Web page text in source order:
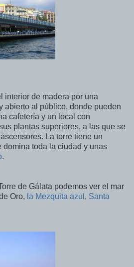
interior de madera por una
abierto al público, donde pueden
cafetería y un local con
plantas superiores, a las que se
La torre tiene un
domina toda la ciudad y unas
.
de Gálata podemos ver el mar
Oro, la Mezquita azul , Santa